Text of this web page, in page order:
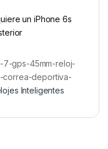
un iPhone 6s
gps-45mm-reloj-
correa-deportiva-
Inteligentes